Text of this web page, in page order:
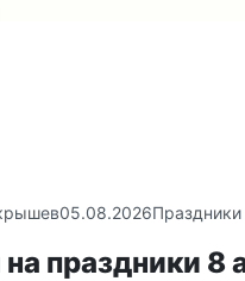
05.08.2026Праздники
праздники 8